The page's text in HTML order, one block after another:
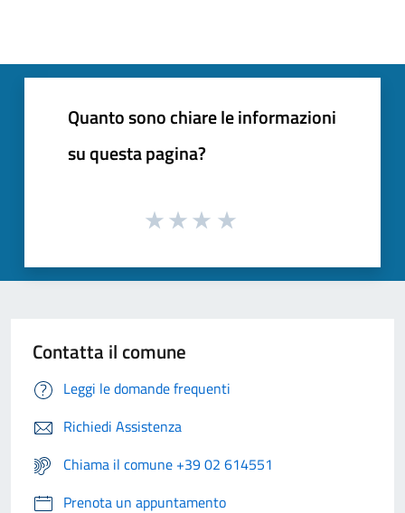
Quanto sono chiare le informazioni
su questa pagina?
Contatta il comune
Leggi le domande frequenti
Richiedi Assistenza
Chiama il comune +39 02 614551
Prenota un appuntamento